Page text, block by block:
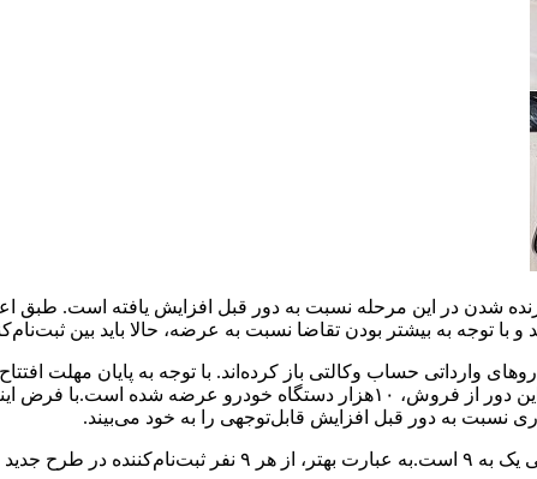
شدن در این مرحله نسبت به دور قبل افزایش یافته است. طبق
توجه به بیشتر بودن تقاضا نسبت به عرضه، حالا باید بین
در دور جدید فروش خودروهای وارداتی حساب وکالتی باز کرده‌اند. با توجه به
نسبت به دور قبل افزایش قابل‌توجهی را به خود می‌بیند.
با یک حساب سرانگشتی مشخص می‌شود که شانس برد در این دور از فروش خودروهای